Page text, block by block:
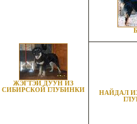
ЖЭГТЭЙ ДУУН ИЗ
СИБИРСКОЙ ГЛУБИНКИ
НАЙДАЛ